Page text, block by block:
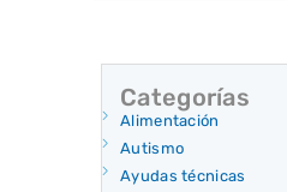
Categorías
Alimentación
Autismo
Ayudas técnicas